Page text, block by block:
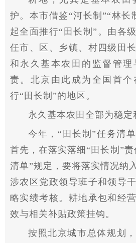
护。本市借鉴“河长制”“林长
起全面推行“田长制”。由各
任市、区、乡镇、村四级田
和永久基本农田的监督管理
责。北京由此成为全国首个
行“田长制”的地区。
永久基本农田全部为稳定
今年，“田长制”任务清
首先，在落实落细“田长制”
清单”规定，要将落实情况纳
涉农区党政领导班子和领导
略实绩考核。耕地承包和经
效与相关补贴政策挂钩。
按照北京城市总体规划